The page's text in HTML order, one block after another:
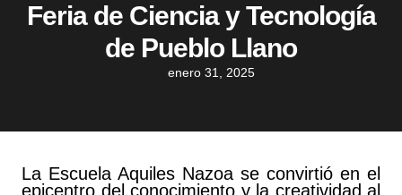
Feria de Ciencia y Tecnología
de Pueblo Llano
enero 31, 2025
La Escuela Aquiles Nazoa se convirtió en el
epicentro del conocimiento y la creatividad al